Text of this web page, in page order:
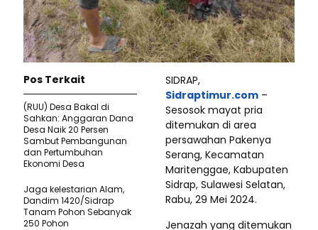
SIDRAP,
Sidraptimur.com –
Sesosok mayat pria
ditemukan di area
persawahan Pakenya
Serang, Kecamatan
Maritenggae, Kabupaten
Sidrap, Sulawesi Selatan,
Rabu, 29 Mei 2024.
Jenazah yang ditemukan
Pos Terkait
(RUU) Desa Bakal di
Sahkan: Anggaran Dana
Desa Naik 20 Persen
Sambut Pembangunan
dan Pertumbuhan
Ekonomi Desa
Jaga kelestarian Alam,
Dandim 1420/Sidrap
Tanam Pohon Sebanyak
250 Pohon